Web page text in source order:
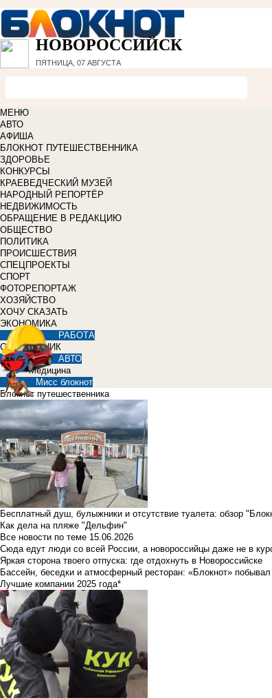
НОВОРОССИЙСК
ПЯТНИЦА, 07 АВГУСТА
МЕНЮ
АВТО
АФИША
БЛОКНОТ ПУТЕШЕСТВЕННИКА
ЗДОРОВЬЕ
КОНКУРСЫ
КРАЕВЕДЧЕСКИЙ МУЗЕЙ
НАРОДНЫЙ РЕПОРТЁР
НЕДВИЖИМОСТЬ
ОБРАЩЕНИЕ В РЕДАКЦИЮ
ОБЩЕСТВО
ПОЛИТИКА
ПРОИСШЕСТВИЯ
СПЕЦПРОЕКТЫ
СПОРТ
ФОТОРЕПОРТАЖ
ХОЗЯЙСТВО
ХОЧУ СКАЗАТЬ
ЭКОНОМИКА
РАБОТА
СПРАВОЧНИК
АВТО
Медицина
Мисс блокнот
Блокнот путешественника
Бесплатный душ, булыжники и отсутствие туалета: обзор
Как дела на пляже "Дельфин"
Все новости по теме 15.06.2026
Сюда едут люди со всей России, а новороссийцы даже не в
Яркая сторона твоего отпуска: где отдохнуть в Новороссийске
Бассейн, беседки и атмосферный ресторан: «Блокнот»
Лучшие компании 2025 года*